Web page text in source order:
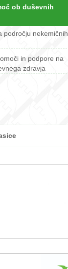
ob duševnih
področju nekemičnih
in podpore na
zdravja